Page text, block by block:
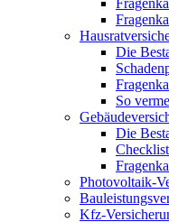
Die
So
Die
Photovoltaik-
Kfz-